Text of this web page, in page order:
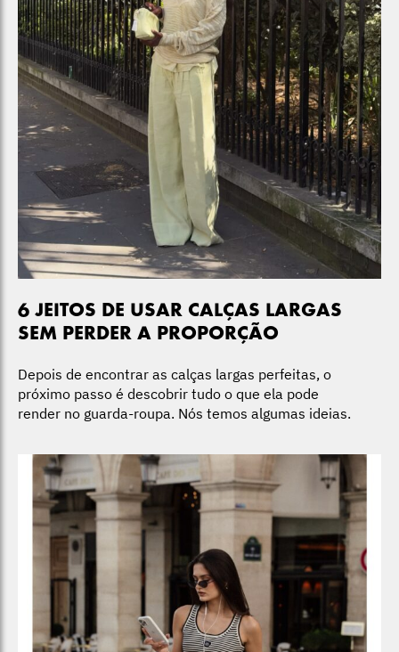
6 JEITOS DE USAR CALÇAS LARGAS
SEM PERDER A PROPORÇÃO
Depois de encontrar as calças largas perfeitas, o
próximo passo é descobrir tudo o que ela pode
render no guarda-roupa. Nós temos algumas ideias.